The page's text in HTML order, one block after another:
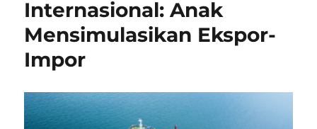
Internasional: Anak
Mensimulasikan Ekspor-
Impor